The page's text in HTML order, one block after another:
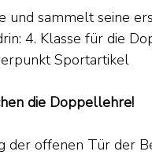
und sammelt seine
4. Klasse für die
Sportartikel
die Doppellehre!
der offenen Tür der